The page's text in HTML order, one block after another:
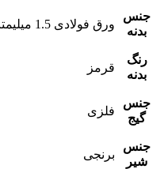
جنس
بدنه
ورق فولادی 1.5 میلیمتر
رنگ
بدنه
قرمز
جنس
گیج
فلزی
جنس
شیر
برنجی